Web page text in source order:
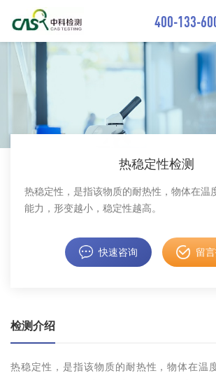
400-133-
热稳定性检测
热稳定性，是指该物质的耐热性，物体在温
能力，形变越小，稳定性越高。
快速咨询 留
检测介绍
热稳定性，是指该物质的耐热性，物体在温